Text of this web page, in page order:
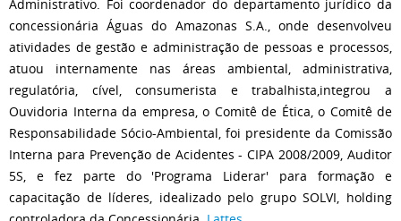
Administrativo. Foi coordenador do departamento jurídico da
concessionária Águas do Amazonas S.A., onde desenvolveu
atividades de gestão e administração de pessoas e processos,
atuou internamente nas áreas ambiental, administrativa,
regulatória, cível, consumerista e trabalhista,integrou a
Ouvidoria Interna da empresa, o Comitê de Ética, o Comitê de
Responsabilidade Sócio-Ambiental, foi presidente da Comissão
Interna para Prevenção de Acidentes - CIPA 2008/2009, Auditor
5S, e fez parte do 'Programa Liderar' para formação e
capacitação de líderes, idealizado pelo grupo SOLVI, holding